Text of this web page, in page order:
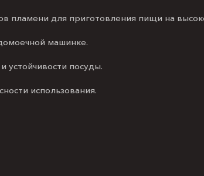
пламени для приготовления пищи на
машинке.
устойчивости посуды.
использования.